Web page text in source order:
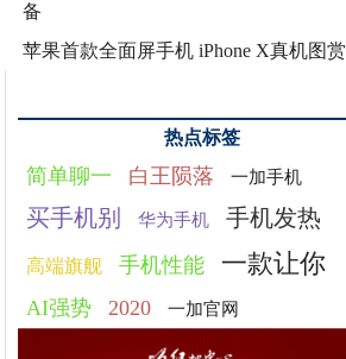
备
苹果首款全面屏手机 iPhone X真机图赏
热点标签
简单聊一 白王陨落 一加手机
买手机别 华为手机 手机发热
高端旗舰 手机性能 一款让你
AI强势 2020 一加官网